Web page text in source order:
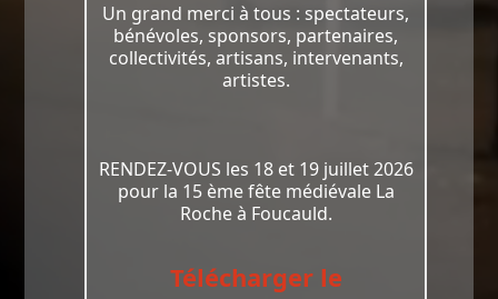
Un grand merci à tous : spectateurs,
bénévoles, sponsors, partenaires,
collectivités, artisans, intervenants,
artistes.
RENDEZ-VOUS les 18 et 19 juillet 2026
pour la 15 ème fête médiévale La
Roche à Foucauld.
Télécharger le